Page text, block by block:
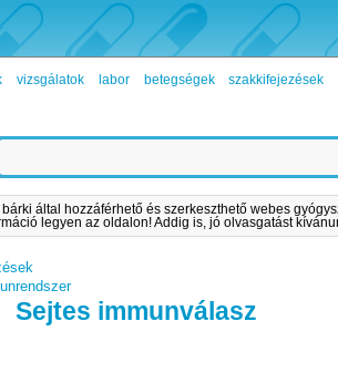
vizsgálatok labor betegségek szakkifejezések
által hozzáférhető és szerkeszthető webes
legyen az oldalon! Addig is, jó olvasgatást
Sejtes immunválasz